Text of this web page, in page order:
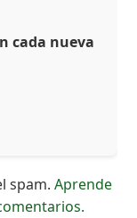
cada nueva
spam.Aprende